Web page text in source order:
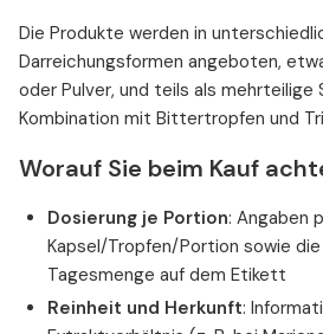
Die Produkte werden in
Darreichungsformen angeboten,
oder Pulver, und teils als mehrteilige
Kombination mit Bittertropfen und
Worauf Sie beim Kauf
Dosierung je Portion: Angaben
Kapsel/Tropfen/Portion sowie
Tagesmenge auf dem Etikett
Reinheit und Herkunft: